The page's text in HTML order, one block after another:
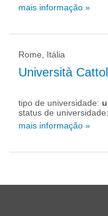
mais informação »
Rome, Itália
Università
tipo de universidade:
status de universidade:
mais informação »